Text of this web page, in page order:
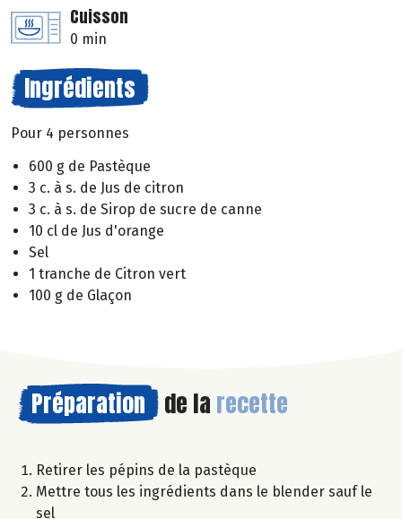
Cuisson
0 min
Ingrédients
Pour 4 personnes
600 g de Pastèque
3 c. à s. de Jus de citron
3 c. à s. de Sirop de sucre de canne
10 cl de Jus d'orange
Sel
1 tranche de Citron vert
100 g de Glaçon
Préparation de la recette
Retirer les pépins de la pastèque
Mettre tous les ingrédients dans le blender sauf le
sel